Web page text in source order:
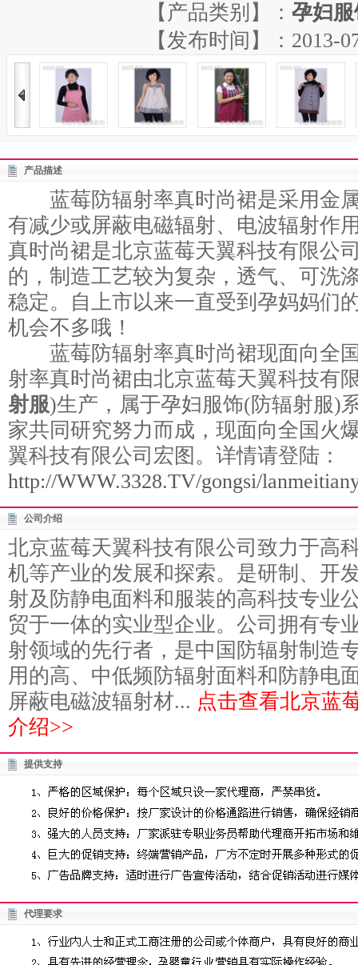
【产品类别】： 孕妇
【发布时间】：2013-
产品描述
蓝莓防辐射率真时尚裙是采用金
有减少或屏蔽电磁辐射、电波辐射作
真时尚裙是北京蓝莓天翼科技有限公
的，制造工艺较为复杂，透气、可洗
稳定。自上市以来一直受到孕妈妈们
机会不多哦！
蓝莓防辐射率真时尚裙现面向全
射率真时尚裙由北京蓝莓天翼科技有
射服)生产，属于孕妇服饰(防辐射服)
家共同研究努力而成，现面向全国火
翼科技有限公司宏图。详情请登陆：
http://WWW.3328.TV/gongsi/
公司介绍
北京蓝莓天翼科技有限公司致力于高
机等产业的发展和探索。是研制、开
射及防静电面料和服装的高科技专业
贸于一体的实业型企业。公司拥有专
射领域的先行者，是中国防辐射制造
用的高、中低频防辐射面料和防静电
屏蔽电磁波辐射材... 点击查看北京蓝
介绍>>
提供支持
代理要求